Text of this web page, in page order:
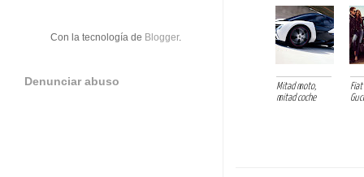
Mitad moto,
mitad coche
Con la tecnología de Blogger.
Denunciar abuso